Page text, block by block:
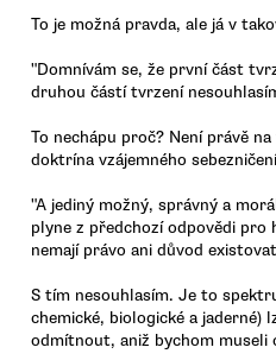
To je možná pravda, ale já v
"Domnívám se, že první část
druhou částí tvrzení
To nechápu proč? Není právě
doktrína vzájemného
"A jediný možný, správný a
plyne z předchozí odpovědi
nemají právo ani důvod
S tím nesouhlasím. Je to
chemické, biologické a jaderné)
odmítnout, aniž bychom museli